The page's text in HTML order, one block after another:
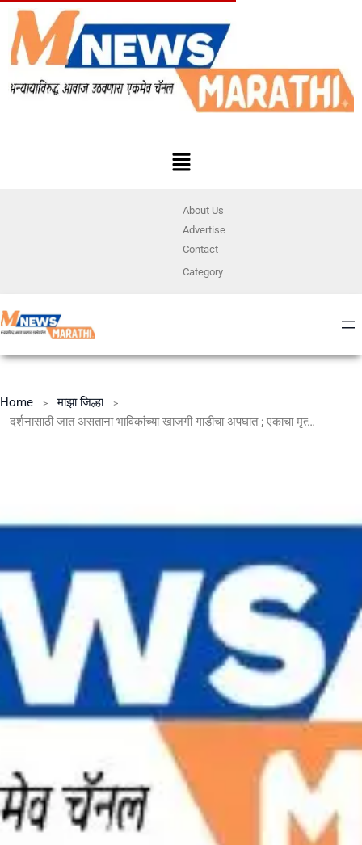
About Us
Advertise
Contact
Category
Home
माझा जिल्हा
दर्शनासाठी जात असताना भाविकांच्या खाजगी गाडीचा अपघात ; एकाचा मृत्यू तर अनेक जण जखमी .